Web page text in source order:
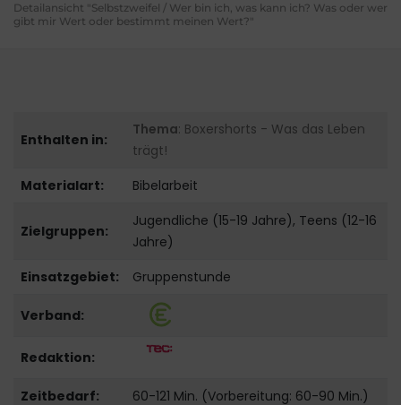
Detailansicht "Selbstzweifel / Wer bin ich, was kann ich? Was oder wer
gibt mir Wert oder bestimmt meinen Wert?"
Enthalten in:
Thema: Boxershorts - Was das Leben
trägt!
Materialart:
Bibelarbeit
Zielgruppen:
Jugendliche (15-19 Jahre), Teens (12-16
Jahre)
Einsatzgebiet:
Gruppenstunde
Verband:
Redaktion:
Zeitbedarf:
60-121 Min. (Vorbereitung: 60-90 Min.)